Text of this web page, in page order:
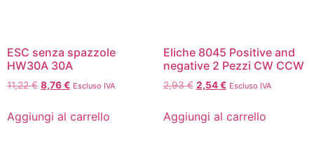
ESC senza spazzole
HW30A 30A
11,22€ 8,76€ Escluso IVA
Aggiungi al carrello
Eliche 8045 Positive and
negative 2 Pezzi CW CCW
2,93€ 2,54€ Escluso IVA
Aggiungi al carrello